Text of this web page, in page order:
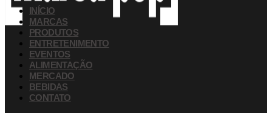
INÍCIO
MARCAS
PRODUTOS
ENTRETENIMENTO
EVENTOS
ALIMENTAÇÃO
MERCADO
BEBIDAS
CONTATO